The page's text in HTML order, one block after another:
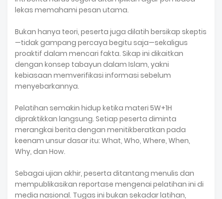
lekas memahami pesan utama.
Bukan hanya teori, peserta juga dilatih bersikap skeptis
—tidak gampang percaya begitu saja—sekaligus
proaktif dalam mencari fakta. Sikap ini dikaitkan
dengan konsep tabayun dalam Islam, yakni
kebiasaan memverifikasi informasi sebelum
menyebarkannya.
Pelatihan semakin hidup ketika materi 5W+1H
dipraktikkan langsung. Setiap peserta diminta
merangkai berita dengan menitikberatkan pada
keenam unsur dasar itu: What, Who, Where, When,
Why, dan How.
Sebagai ujian akhir, peserta ditantang menulis dan
mempublikasikan reportase mengenai pelatihan ini di
media nasional. Tugas ini bukan sekadar latihan,